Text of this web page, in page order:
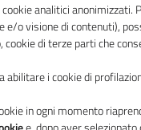
camerale
analitici anonimizzati.
e/o visione di contenuti),
di terze parti che
abilitare i cookie di
in ogni momento